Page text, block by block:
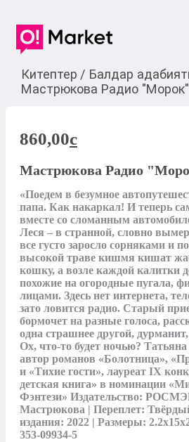
Китептер / Балдар
Мастрюкова Радио
860,00c
Мастрюкова Радио
«Поедем в безумное
папа. Как накаркал! И теперь
вместе со сломанным
Леся – в странной, словно
все густо заросло сорняками и
высокой траве кишмя кишат
кошку, а возле каждой калитки
похожие на огородные пугала,
лицами. Здесь нет интернета,
зато ловится радио. Старый
бормочет на разные голоса,
одна страшнее другой,
Ох, что-то будет ночью?
автор романов «Болотница»,
и «Тихие гости», лауреат IX
детская книга» в номинации
Фэнтези» Издательство:
Мастрюкова | Переплет:
издания: 2022 | Размеры:
353-09934-5